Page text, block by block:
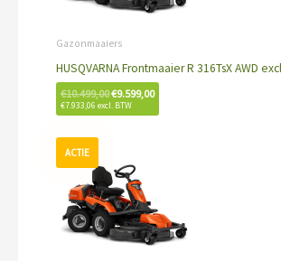
Gazonmaaiers
HUSQVARNA Frontmaaier R 316TsX AWD
€10.499,00€9.599,00
€7.933,06 excl. BTW
prijs
was:
€12.299,00.